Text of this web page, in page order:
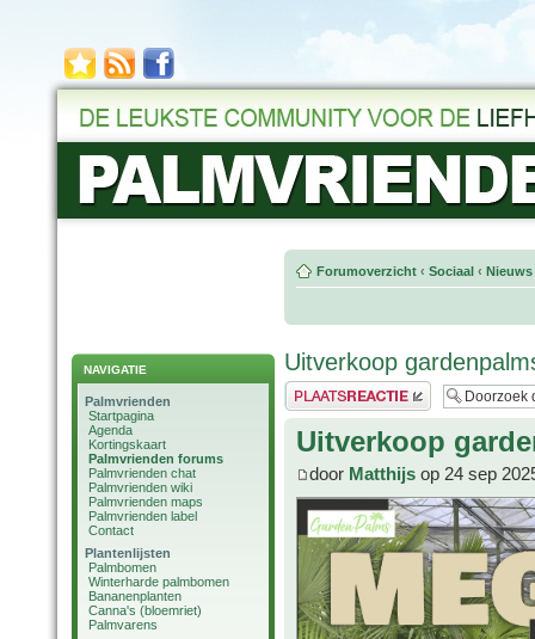
NAVIGATIE
Palmvrienden
Startpagina
Agenda
Kortingskaart
Palmvrienden forums
Palmvrienden chat
Palmvrienden wiki
Palmvrienden maps
Palmvrienden label
Contact
Plantenlijsten
Palmbomen
Winterharde palmbomen
Bananenplanten
Canna's (bloemriet)
Palmvarens
Forumoverzicht ‹ Sociaal ‹
Uitverkoop
Plaats een reactie
Uitverkoop
door Matthijs op 24 sep